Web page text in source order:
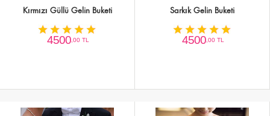
Kırmızı Güllü Gelin Buketi
4500,00 TL
Sarkık Gelin Buketi
4500,00 TL